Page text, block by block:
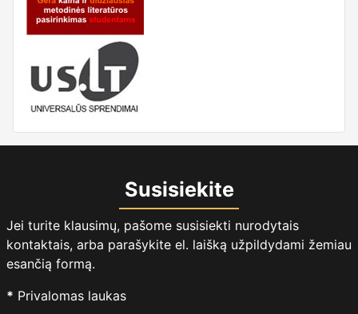
Susisiekite
Jei turite klausimų, pašome susisiekti nurodytais
kontaktais, arba parašykite el. laišką užpildydami žemiau
esančią formą.
* Privalomas laukas